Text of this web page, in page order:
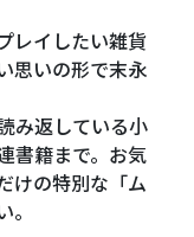
レイしたい雑貨
思いの形で末永
み返している小
書籍まで。お気
けの特別な「ム